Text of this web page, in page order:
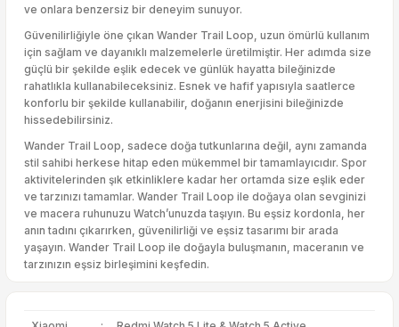
ve onlara benzersiz bir deneyim sunuyor.
Güvenilirliğiyle öne çıkan Wander Trail Loop, uzun ömürlü kullanım
için sağlam ve dayanıklı malzemelerle üretilmiştir. Her adımda size
güçlü bir şekilde eşlik edecek ve günlük hayatta bileğinizde
rahatlıkla kullanabileceksiniz. Esnek ve hafif yapısıyla saatlerce
konforlu bir şekilde kullanabilir, doğanın enerjisini bileğinizde
hissedebilirsiniz.
Wander Trail Loop, sadece doğa tutkunlarına değil, aynı zamanda
stil sahibi herkese hitap eden mükemmel bir tamamlayıcıdır. Spor
aktivitelerinden şık etkinliklere kadar her ortamda size eşlik eder
ve tarzınızı tamamlar. Wander Trail Loop ile doğaya olan sevginizi
ve macera ruhunuzu Watch’unuzda taşıyın. Bu eşsiz kordonla, her
anın tadını çıkarırken, güvenilirliği ve eşsiz tasarımı bir arada
yaşayın. Wander Trail Loop ile doğayla buluşmanın, maceranın ve
tarzınızın eşsiz birleşimini keşfedin.